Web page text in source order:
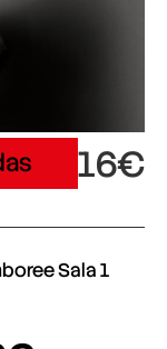
16€
Sala 1